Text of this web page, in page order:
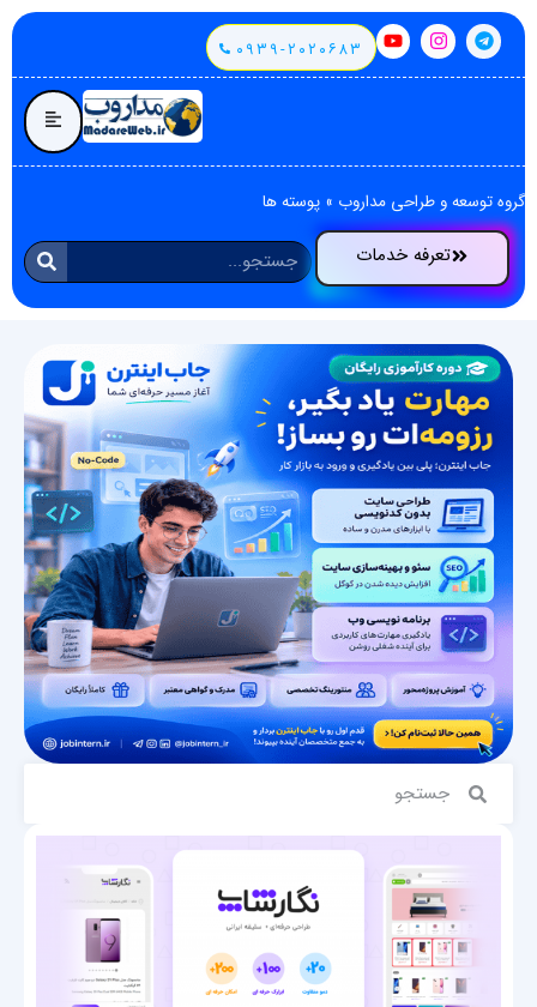
۰۹۳۹-۲۰۲۰۶۸۳
گروه توسعه و طراحی مداروب » پوسته ها
تعرفه خدمات